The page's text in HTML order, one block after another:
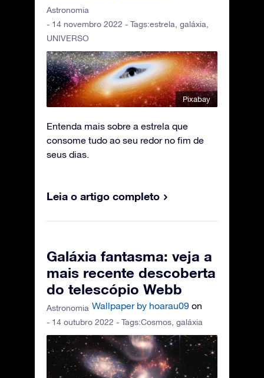
Astronomia
- 14 novembro 2022 - Tags:estrela galáxia
UNIVERSO
Pixabay
Entenda mais sobre a estrela que
consome tudo ao seu redor no fim de
seus dias.
Leia o artigo completo
Galáxia fantasma: veja a
mais recente descoberta
do telescópio Webb
Astronomia
- 14 outubro 2022 - Tags:Cosmos, galáxia
Wallpaper by hoarau09 on